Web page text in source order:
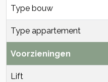
Type bouw
Type appartement
Voorzieningen
Lift